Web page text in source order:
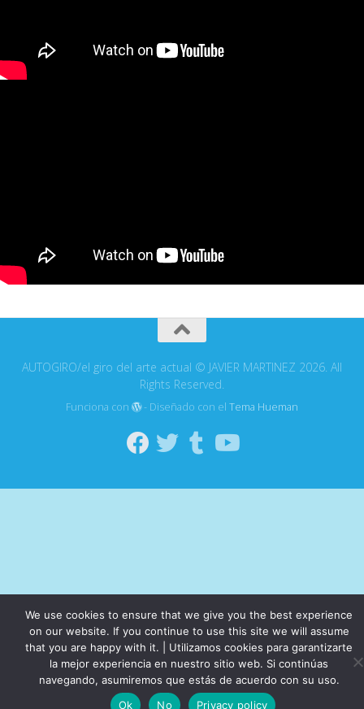
AUTOGIRO/el giro del arte actual © JAVIER MARTINEZ 2026. All
Rights Reserved.
Funciona con - Diseñado con elTema Hueman
We use cookies to ensure that we give you the best experience
on our website. If you continue to use this site we will assume
that you are happy with it. | Utilizamos cookies para garantizarte
la mejor experiencia en nuestro sitio web. Si continúas
navegando, asumiremos que estás de acuerdo con su uso.
Ok
No Privacy policy